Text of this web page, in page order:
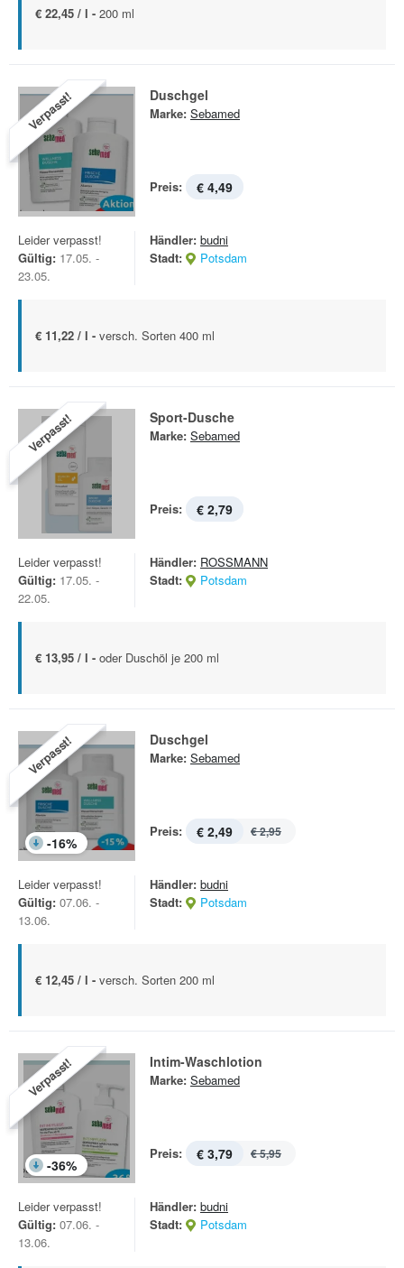
€ 22,45 / l - 200 ml
Verpasst! Duschgel
Marke: Sebamed
Preis: € 4,49
Leider verpasst!
Gültig: 17.05. -
23.05.
Händler: budni
Stadt:
Potsdam
€ 11,22 / l - versch. Sorten 400 ml
Verpasst! Sport-Dusche
Marke: Sebamed
Preis: € 2,79
Leider verpasst!
Gültig: 17.05. -
22.05.
Händler: ROSSMANN
Stadt:
Potsdam
€ 13,95 / l - oder Duschöl je 200 ml
Verpasst!
-16%
Duschgel
Marke: Sebamed
Preis: € 2,49 € 2,95
Leider verpasst!
Gültig: 07.06. -
13.06.
Händler: budni
Stadt:
Potsdam
€ 12,45 / l - versch. Sorten 200 ml
Verpasst!
-36%
Intim-Waschlotion
Marke: Sebamed
Preis: € 3,79 € 5,95
Leider verpasst!
Gültig: 07.06. -
13.06.
Händler: budni
Stadt:
Potsdam